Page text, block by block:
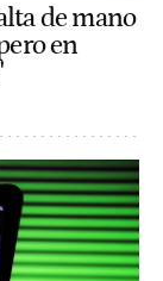
de mano
en